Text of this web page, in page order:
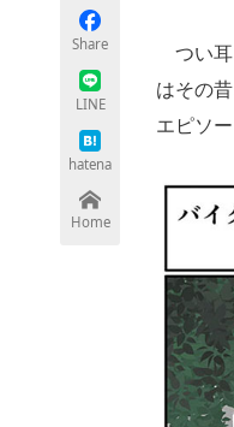
Share
LINE
hatena
Home
つい耳
はその
エピソー